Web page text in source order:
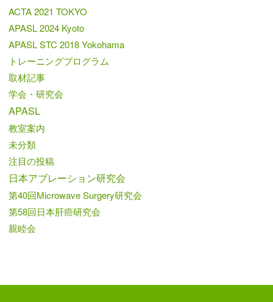
ACTA 2021 TOKYO
APASL 2024 Kyoto
APASL STC 2018 Yokohama
トレーニングプログラム
取材記事
学会・研究会
APASL
教室案内
未分類
注目の投稿
日本アブレーション研究会
第40回Microwave Surgery研究会
第58回日本肝癌研究会
親睦会